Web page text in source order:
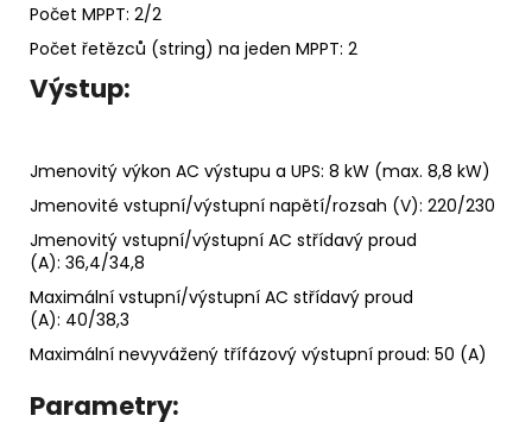
Počet MPPT: 2/2
Počet řetězců (string) na jeden MPPT: 2
Výstup:
Jmenovitý výkon AC výstupu a UPS: 8 kW (max. 8,8 kW)
Jmenovité vstupní/výstupní napětí/rozsah (V): 220/230
Jmenovitý vstupní/výstupní AC střídavý proud
(A): 36,4/34,8
Maximální vstupní/výstupní AC střídavý proud
(A): 40/38,3
Maximální nevyvážený třífázový výstupní proud: 50 (A)
Parametry: